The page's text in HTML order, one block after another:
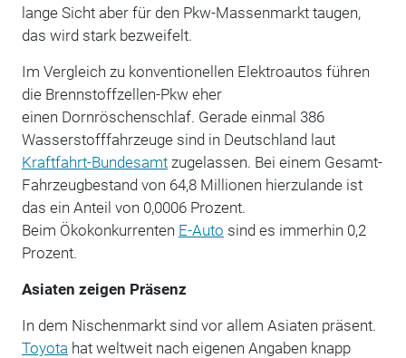
lange Sicht aber für den Pkw-Massenmarkt taugen,
das wird stark bezweifelt.
Im Vergleich zu konventionellen Elektroautos führen
die Brennstoffzellen-Pkw eher
einen Dornröschenschlaf. Gerade einmal 386
Wasserstofffahrzeuge sind in Deutschland laut
Kraftfahrt-Bundesamtzugelassen. Bei einem Gesamt-
Fahrzeugbestand von 64,8 Millionen hierzulande ist
das ein Anteil von 0,0006 Prozent.
Beim Ökokonkurrenten E-Auto sind es immerhin 0,2
Prozent.
Asiaten zeigen Präsenz
In dem Nischenmarkt sind vor allem Asiaten präsent.
Toyota hat weltweit nach eigenen Angaben knapp